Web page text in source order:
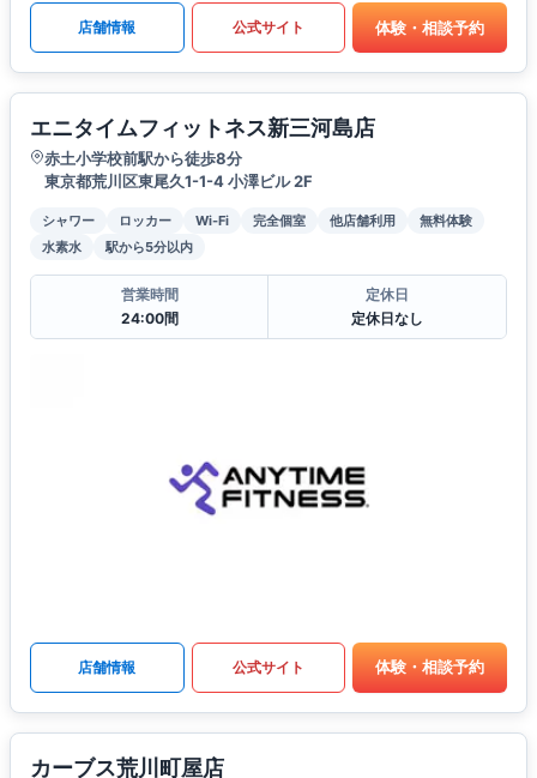
店舗情報 公式サイト 体験・相談予約
エニタイムフィットネス新三河島店
赤土小学校前駅から徒歩8分
東京都荒川区東尾久1-1-4 小澤ビル 2F
シャワー ロッカー Wi-Fi 完全個室 他店舗利用
無料体験
水素水
駅から5分以内
営業時間
24:00間
定休日
定休日なし
店舗情報 公式サイト 体験・相談予約
カーブス荒川町屋店